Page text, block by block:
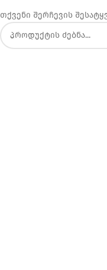
თქვენი შერჩევის